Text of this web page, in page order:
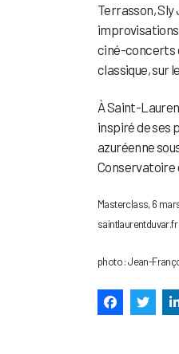
Terrasson,
improvisations
ciné-concerts
classique, sur
À Saint-
inspiré de ses
azuréenne
Conservatoire
Masterclass, 6
saintlaurentduvar.fr
photo : Jean-